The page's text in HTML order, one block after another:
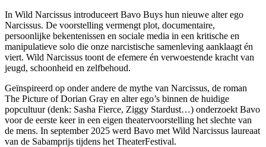
In Wild Narcissus introduceert Bavo Buys hun nieuwe alter ego
Narcissus. De voorstelling vermengt plot, documentaire,
persoonlijke bekentenissen en sociale media in een kritische en
manipulatieve solo die onze narcistische samenleving aanklaagt én
viert. Wild Narcissus toont de efemere én verwoestende kracht van
jeugd, schoonheid en zelfbehoud.
Geïnspireerd op onder andere de mythe van Narcissus, de roman
The Picture of Dorian Gray en alter ego’s binnen de huidige
popcultuur (denk: Sasha Fierce, Ziggy Stardust…) onderzoekt Bavo
voor de eerste keer in een eigen theatervoorstelling het slechte van
de mens. In september 2025 werd Bavo met Wild Narcissus laureaat
van de Sabamprijs tijdens het TheaterFestival.